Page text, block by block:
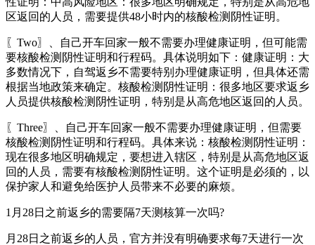
区返回的人员，需要提供48小时内的核酸检测阴性证明。
〖Two〗、自己开车回家一般不需要办理健康证明，但可能需
要核酸检测阴性证明和行程码。具体说明如下：健康证明：大
多数情况下，自驾返乡不需要特别办理健康证明，但具体还需
根据当地政策来确定。核酸检测阴性证明：很多地区要求返乡
人员提供核酸检测阴性证明，特别是从高危地区返回的人员。
〖Three〗、自己开车回家一般不需要办理健康证明，但需要
核酸检测阴性证明和行程码。具体来说：核酸检测阴性证明：
现在很多地区明确规定，要想进入辖区，特别是从高危地区返
回的人员，需要有核酸检测阴性证明。这个证明是必须的，以
保护家人和避免给医护人员带来不必要的麻烦。
1月28日之前返乡的需要隔7天测核算一次吗?
月28日之前返乡的人员，官方并没有明确要求每7天进行一次